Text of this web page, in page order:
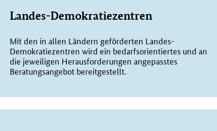
Landes-Demokratiezentren
Mit den in allen Ländern geförderten Landes-
Demokratiezentren wird ein bedarfsorientiertes und an
die jeweiligen Herausforderungen angepasstes
Beratungsangebot bereitgestellt.